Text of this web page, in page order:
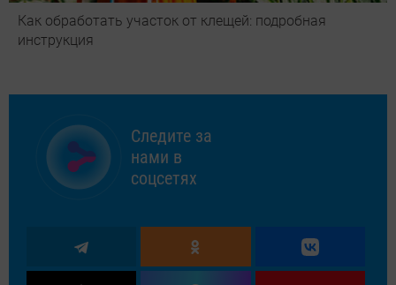
Как обработать участок от клещей: подробная
инструкция
Следите за
нами в
соцсетях